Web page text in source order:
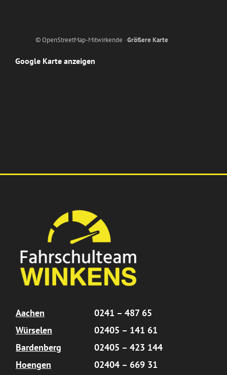
© OpenStreetMap-Mitwirkende ·Größere Karte
Google Karte anzeigen
Aachen
0241 – 487 65
Würselen
02405 – 141 61
Bardenberg
02405 – 423 144
Hoengen
02404 – 669 31